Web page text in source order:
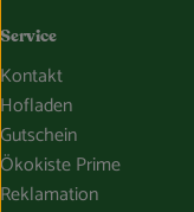
Service
Kontakt
Hofladen
Gutschein
Ökokiste Prime
Reklamation